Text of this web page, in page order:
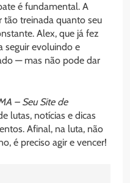
é fundamental. A
tão treinada quanto seu
Alex, que já fez
seguir evoluindo e
— mas não pode dar
– Seu Site de
lutas, notícias e dicas
Afinal, na luta, não
é preciso agir e vencer!